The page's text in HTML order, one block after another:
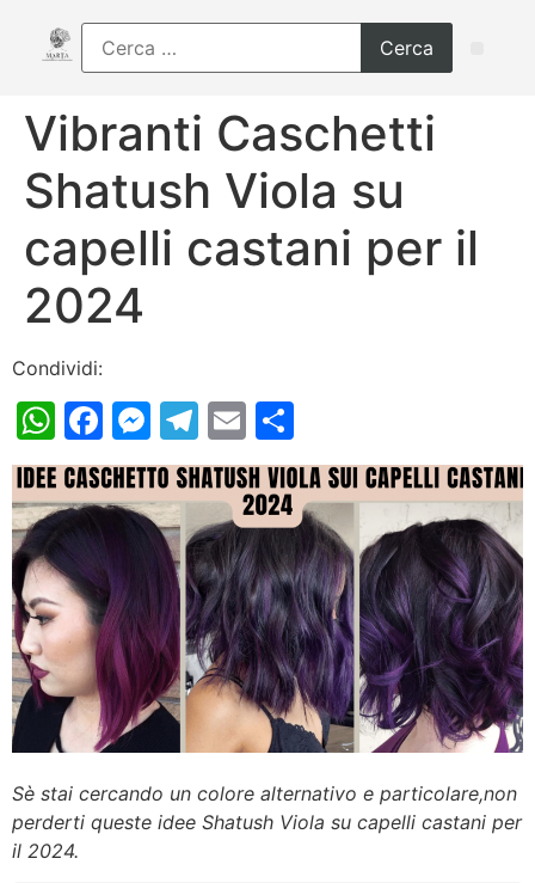
Vibranti Caschetti
Shatush Viola su
capelli castani per il
2024
Condividi:
WhatsApp
Facebook
Messenger
Telegram
Email
Sè stai cercando un colore alternativo e particolare,non
perderti queste idee Shatush Viola su capelli castani per
il 2024.